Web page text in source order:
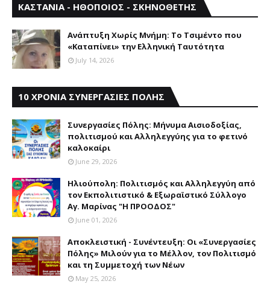
ΚΑΣΤΑΝΙΑ - ΗΘΟΠΟΙΟΣ - ΣΚΗΝΟΘΕΤΗΣ
Aνάπτυξη Xωρίς Mνήμη: Το Τσιμέντο που
«Καταπίνει» την Ελληνική Ταυτότητα
July 14, 2026
10 ΧΡΟΝΙΑ ΣΥΝΕΡΓΑΣΙΕΣ ΠΟΛΗΣ
Συνεργασίες Πόλης: Mήνυμα Aισιοδοξίας,
πολιτισμού και Aλληλεγγύης για το φετινό
καλοκαίρι
June 29, 2026
Ηλιούπολη: Πολιτισμός και Aλληλεγγύη από
τον Εκπολιτιστικό & Εξωραϊστικό Σύλλογο
Αγ. Μαρίνας "Η ΠΡΟΟΔΟΣ"
June 01, 2026
Αποκλειστική - Συνέντευξη: Οι «Συνεργασίες
Πόλης» Μιλούν για το Μέλλον, τον Πολιτισμό
και τη Συμμετοχή των Νέων
May 25, 2026